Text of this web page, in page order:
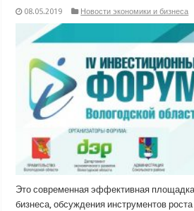
08.05.2019 Новости экономики и бизнеса
Это современная эффективная
бизнеса, обсуждения инструментов